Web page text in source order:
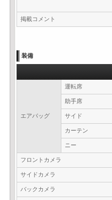
掲載コメント
装備
エアバッグ
運転席
助手席
サイド
カーテン
ニー
フロントカメラ
サイドカメラ
バックカメラ